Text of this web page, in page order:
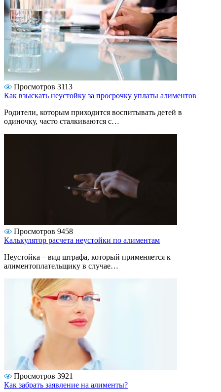
Просмотров 3113
Как взыскать неустойку за просрочку уплаты алиментов
Родители, которым приходится воспитывать детей в
одиночку, часто сталкиваются с…
Просмотров 9458
Калькулятор расчета неустойки по алиментам
Неустойка – вид штрафа, который применяется к
алиментоплательщику в случае…
Просмотров 3921
Как забрать заявление на алименты?